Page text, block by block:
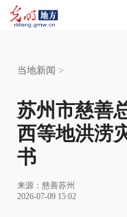
当地新闻 >
苏州市慈善
西等地洪涝
书
来源： 慈善苏州
2026-07-09 15:02